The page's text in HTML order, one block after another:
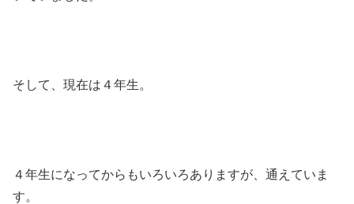
そして、現在は４年生。
４年生になってからもいろいろありますが、通えていま
す。